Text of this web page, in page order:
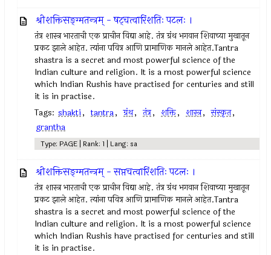
श्रीशक्तिसङ्ग्मतन्त्रम् - षट्चत्वारिंशतिः पटलः ।
तंत्र शास्त्र भारताची एक प्राचीन विद्या आहे. तंत्र ग्रंथ भगवान शिवाच्या मुखातून
प्रकट झाले आहेत. त्यांना पवित्र आणि प्रामाणिक मानले आहेत.Tantra
shastra is a secret and most powerful science of the
Indian culture and religion. It is a most powerful science
which Indian Rushis have practised for centuries and still
it is in practise.
Tags: shakti, tantra, ग्रंथ, तंत्र, शक्ति, शास्त्र, संस्कृत,
grantha
Type: PAGE | Rank: 1 | Lang: sa
श्रीशक्तिसङ्ग्मतन्त्रम् - सप्तचत्वारिंशतिः पटलः ।
तंत्र शास्त्र भारताची एक प्राचीन विद्या आहे. तंत्र ग्रंथ भगवान शिवाच्या मुखातून
प्रकट झाले आहेत. त्यांना पवित्र आणि प्रामाणिक मानले आहेत.Tantra
shastra is a secret and most powerful science of the
Indian culture and religion. It is a most powerful science
which Indian Rushis have practised for centuries and still
it is in practise.